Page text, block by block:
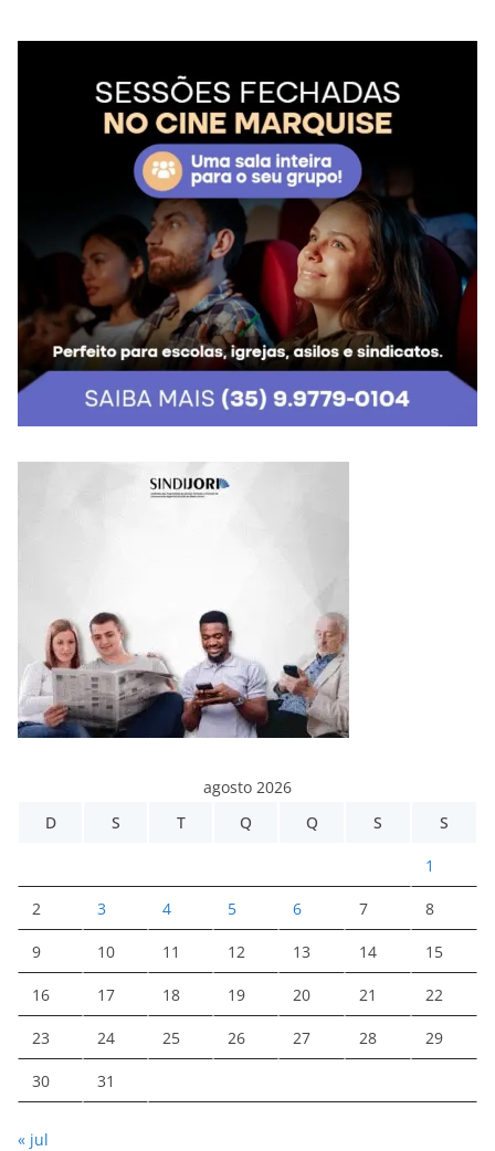
agosto 2026
D
S T Q Q S S
1
2 3 4 5 6 7 8
9 10 11 12 13 14 15
16 17 18 19 20 21 22
23 24 25 26 27 28 29
30 31
« jul